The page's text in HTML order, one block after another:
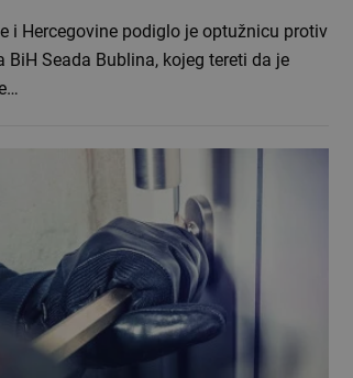
i Hercegovine podiglo je optužnicu protiv
BiH Seada Bublina, kojeg tereti da je